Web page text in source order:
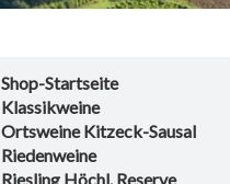
Shop-Startseite
Klassikweine
Ortsweine Kitzeck-Sausal
Riedenweine
Riesling Höchl. Reserve